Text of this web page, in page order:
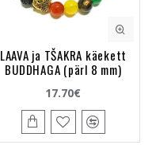
LAAVA ja TŠAKRA käekett
BUDDHAGA (pärl 8 mm)
17.70€